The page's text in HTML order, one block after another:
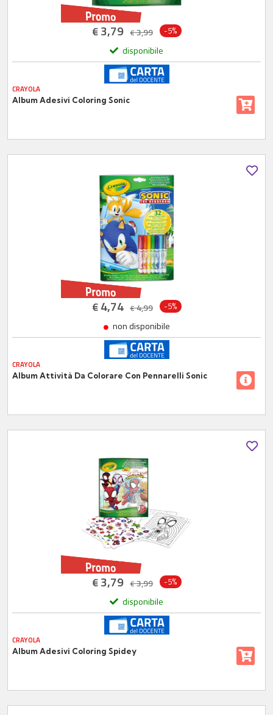
€3,79 €3,99 -5%
disponibile
CRAYOLA
Album Adesivi Coloring Sonic
€4,74 €4,99 -5%
non disponibile
CRAYOLA
Album Attività Da Colorare Con Pennarelli Sonic
€3,79 €3,99 -5%
disponibile
CRAYOLA
Album Adesivi Coloring Spidey